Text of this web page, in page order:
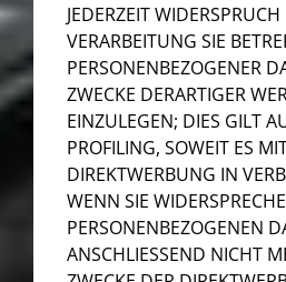
JEDERZEIT
VERARBEITUNG SIE
PERSONENBEZOGENER
ZWECKE DERARTIGER
EINZULEGEN; DIES GILT
PROFILING, SOWEIT ES
DIREKTWERBUNG IN
WENN SIE
PERSONENBEZOGENEN
ANSCHLIESSEND NICHT